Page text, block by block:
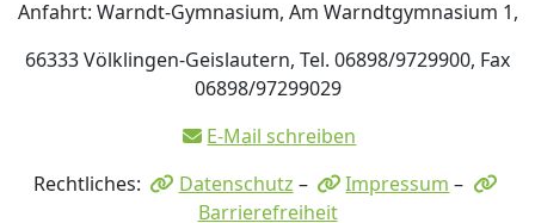
Anfahrt: Warndt-Gymnasium, Am Warndtgymnasium 1,
66333 Völklingen-Geislautern, Tel. 06898/9729900, Fax
06898/97299029
E-Mail schreiben
Rechtliches:
Datenschutz – Impressum –
Barrierefreiheit